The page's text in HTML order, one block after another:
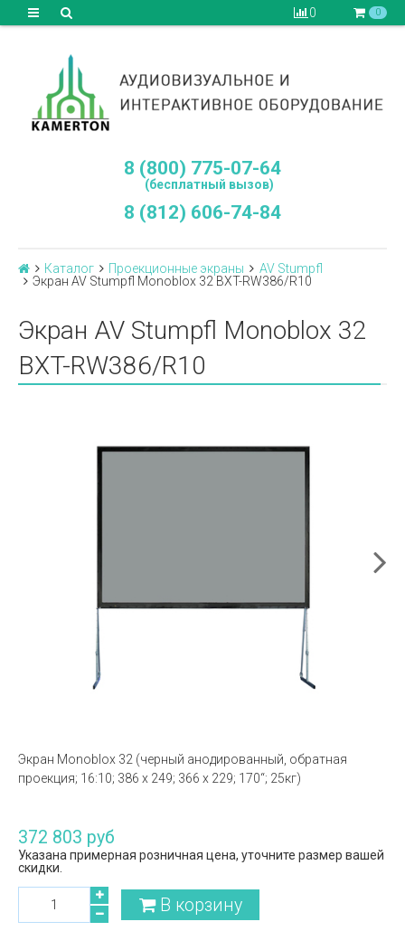
0 0
8 (800) 775-07-64
(бесплатный вызов)
8 (812) 606-74-84
Каталог Проекционные экраны
AV Stumpfl
Экран AV Stumpfl Monoblox 32 BXT-RW386/R10
Экран AV Stumpfl Monoblox 32
BXT-RW386/R10
Экран Monoblox 32 (черный анодированный, обратная
проекция; 16:10; 386 x 249; 366 x 229; 170“; 25кг)
372 803 руб
Указана примерная розничная цена, уточните размер вашей
скидки.
В корзину